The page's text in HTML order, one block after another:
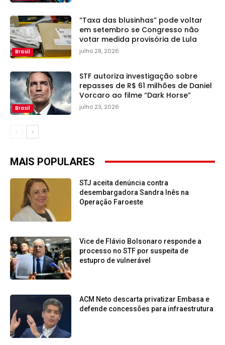
Brasil
“Taxa das blusinhas” pode voltar
em setembro se Congresso não
votar medida provisória de Lula
julho 28, 2026
Brasil
STF autoriza investigação sobre
repasses de R$ 61 milhões de Daniel
Vorcaro ao filme “Dark Horse”
julho 23, 2026
MAIS POPULARES
STJ aceita denúncia contra
desembargadora Sandra Inês na
Operação Faroeste
Vice de Flávio Bolsonaro responde a
processo no STF por suspeita de
estupro de vulnerável
ACM Neto descarta privatizar Embasa e
defende concessões para infraestrutura